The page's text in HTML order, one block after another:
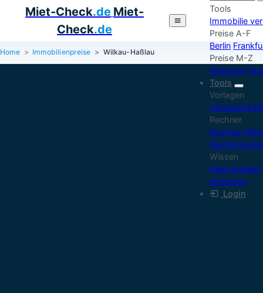
Miet-Check.de Miet-
Check.de
Tools
Immobilie
Preise A-F
Berlin
Preise M-Z
München
Tools
Vorlagen
Vorlagen &
Rechner
Rechner
Wissen
Mietverträge
einbinden
Login
Home Immobilienpreise Wilkau-Haßlau